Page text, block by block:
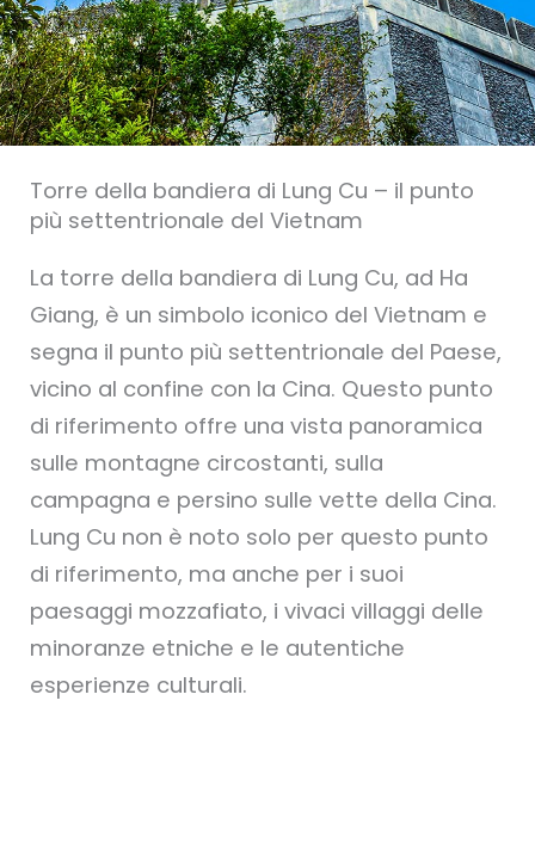
Torre della bandiera di Lung Cu – il punto
più settentrionale del Vietnam
La torre della bandiera di Lung Cu, ad Ha
Giang, è un simbolo iconico del Vietnam e
segna il punto più settentrionale del Paese,
vicino al confine con la Cina. Questo punto
di riferimento offre una vista panoramica
sulle montagne circostanti, sulla
campagna e persino sulle vette della Cina.
Lung Cu non è noto solo per questo punto
di riferimento, ma anche per i suoi
paesaggi mozzafiato, i vivaci villaggi delle
minoranze etniche e le autentiche
esperienze culturali.